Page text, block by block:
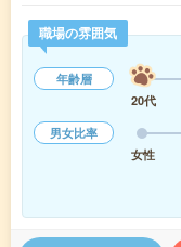
職場の雰囲気
年齢層
20代
男女比率
女性